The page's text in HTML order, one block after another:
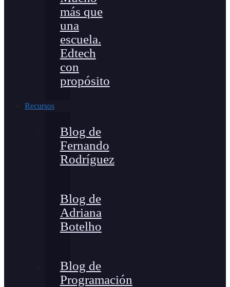
más que
una
escuela.
Edtech
con
propósito
Recursos
Blog de
Fernando
Rodríguez
Blog de
Adriana
Botelho
Blog de
Programación